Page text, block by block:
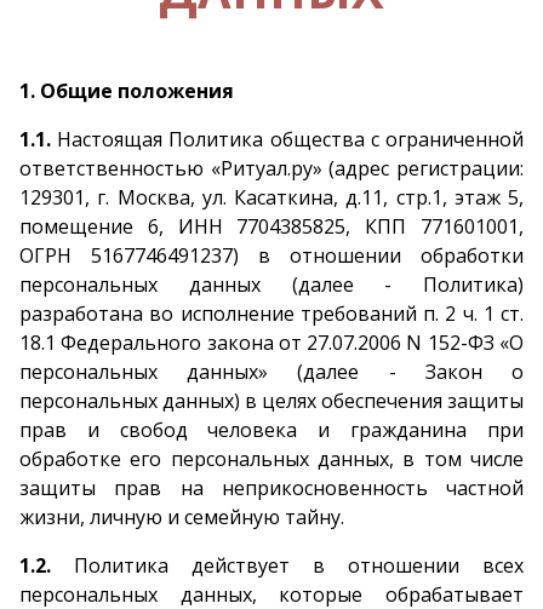
1. Общие положения
1.1. Настоящая Политика общества с ограниченной
ответственностью «Ритуал.ру» (адрес регистрации:
129301, г. Москва, ул. Касаткина, д.11, стр.1, этаж 5,
помещение 6, ИНН 7704385825, КПП 771601001,
ОГРН 5167746491237) в отношении обработки
персональных данных (далее - Политика)
разработана во исполнение требований п. 2 ч. 1 ст.
18.1 Федерального закона от 27.07.2006 N 152-ФЗ «О
персональных данных» (далее - Закон о
персональных данных) в целях обеспечения защиты
прав и свобод человека и гражданина при
обработке его персональных данных, в том числе
защиты прав на неприкосновенность частной
жизни, личную и семейную тайну.
1.2. Политика действует в отношении всех
персональных данных, которые обрабатывает